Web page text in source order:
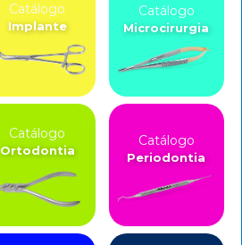
Catálogo
Implante
Catálogo
Microcirurgia
Catálogo
Ortodontia
Catálogo
Periodontia